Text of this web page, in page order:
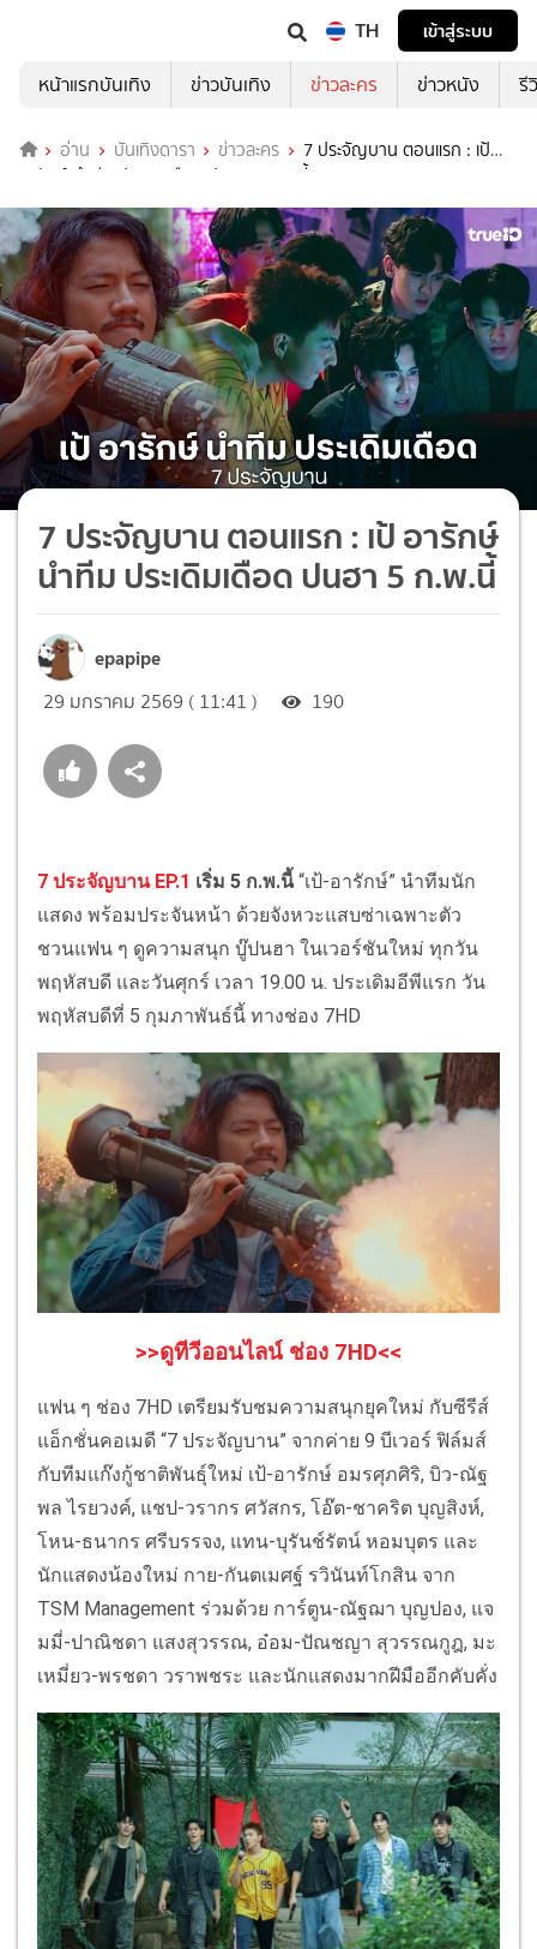
TH
เข้าสู่ระบบ
หน้าแรกบันเทิง
ข่าวบันเทิง ข่าวละคร ข่าวหนัง รี
อ่าน บันเทิงดารา ข่าวละคร
7 ประจัญบาน ตอนแรก : เป้
อารักษ์ นำทีม ประเดิมเดือด ปนฮา 5 ก.พ.นี้
7 ประจัญบาน ตอนแรก : เป้ อารักษ์
นำทีม ประเดิมเดือด ปนฮา 5 ก.พ.นี้
epapipe
29 มกราคม 2569 ( 11:41 ) 190
7 ประจัญบาน EP.1 เริ่ม 5 ก.พ.นี้“เป้-อารักษ์” นำทีมนัก
แสดง พร้อมประจันหน้า ด้วยจังหวะแสบซ่าเฉพาะตัว
ชวนแฟน ๆ ดูความสนุก บู๊ปนฮา ในเวอร์ชันใหม่ ทุกวัน
พฤหัสบดี และวันศุกร์ เวลา 19.00 น. ประเดิมอีพีแรก วัน
พฤหัสบดีที่ 5 กุมภาพันธ์นี้ ทางช่อง 7HD
>>ดูทีวีออนไลน์ ช่อง 7HD<<
แฟน ๆ ช่อง 7HD เตรียมรับชมความสนุกยุคใหม่ กับซีรีส์
แอ็กชั่นคอเมดี “7 ประจัญบาน” จากค่าย 9 บีเวอร์ ฟิล์มส์
กับทีมแก๊งกู้ชาติพันธุ์ใหม่ เป้-อารักษ์ อมรศุภศิริ, บิว-ณัฐ
พล ไรยวงค์, แชป-วรากร ศวัสกร, โอ๊ต-ชาคริต บุญสิงห์,
โหน-ธนากร ศรีบรรจง, แทน-บุรันช์รัตน์ หอมบุตร และ
นักแสดงน้องใหม่ กาย-กันตเมศฐ์ รวินันท์โกสิน จาก
TSM Management ร่วมด้วย การ์ตูน-ณัฐฌา บุญปอง, แจ
มมี่-ปาณิชดา แสงสุวรรณ, อ๋อม-ปัณชญา สุวรรณกูฎ, มะ
เหมี่ยว-พรชดา วราพชระ และนักแสดงมากฝีมืออีกคับคั่ง